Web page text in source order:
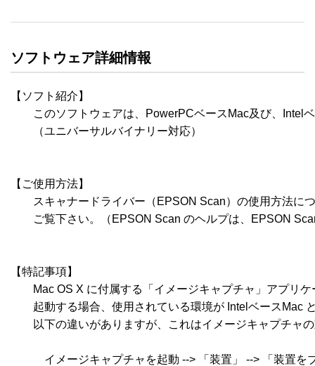
ソフトウェア詳細情報
【ソフト紹介】
このソフトウェアは、PowerPCベースMac及び、Intelベ
（ユニバーサルバイナリー対応）
【ご使用方法】
スキャナードライバー（EPSON Scan）の使用方法に
ご覧下さい。（EPSON Scan のヘルプは、EPSON
【特記事項】
Mac OS X に付属する「イメージキャプチャ」アプリケ
起動する場合、使用されている環境が IntelベースMac
以下の違いがありますが、これはイメージキャプチャの
イメージキャプチャを起動 --> 「装置」 --> 「装置を